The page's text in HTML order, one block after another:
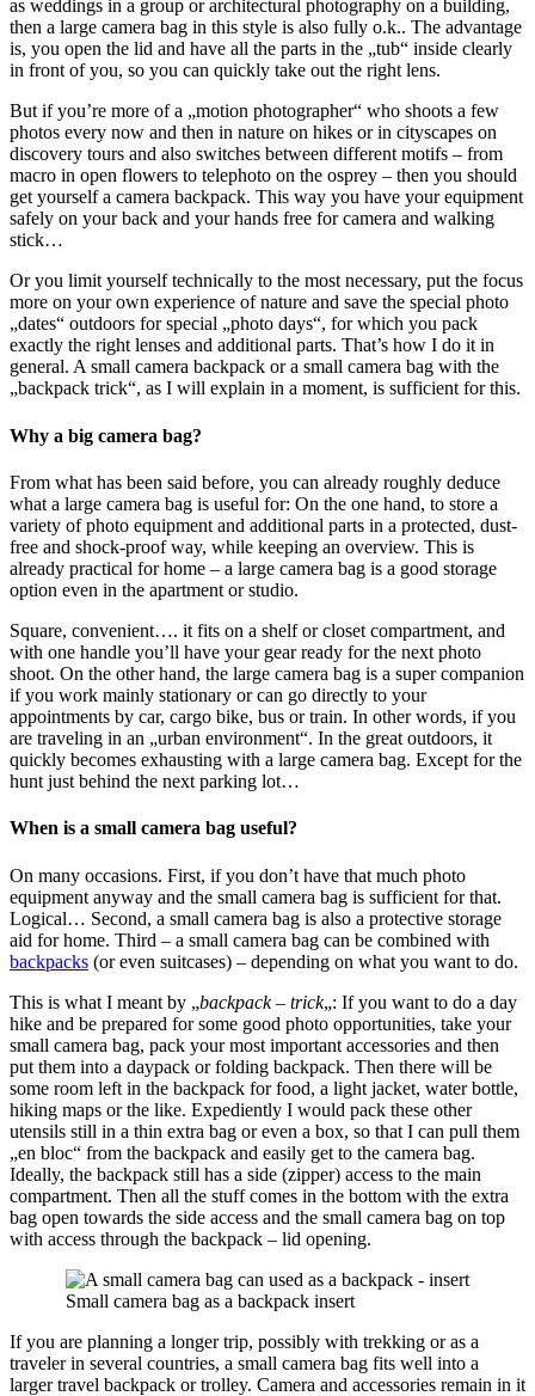
as weddings in a group or architectural photography on a building,
then a large camera bag in this style is also fully o.k.. The advantage
is, you open the lid and have all the parts in the „tub“ inside clearly
in front of you, so you can quickly take out the right lens.
But if you’re more of a „motion photographer“ who shoots a few
photos every now and then in nature on hikes or in cityscapes on
discovery tours and also switches between different motifs – from
macro in open flowers to telephoto on the osprey – then you should
get yourself a camera backpack. This way you have your equipment
safely on your back and your hands free for camera and walking
stick…
Or you limit yourself technically to the most necessary, put the focus
more on your own experience of nature and save the special photo
„dates“ outdoors for special „photo days“, for which you pack
exactly the right lenses and additional parts. That’s how I do it in
general. A small camera backpack or a small camera bag with the
„backpack trick“, as I will explain in a moment, is sufficient for this.
Why a big camera bag?
From what has been said before, you can already roughly deduce
what a large camera bag is useful for: On the one hand, to store a
variety of photo equipment and additional parts in a protected, dust-
free and shock-proof way, while keeping an overview. This is
already practical for home – a large camera bag is a good storage
option even in the apartment or studio.
Square, convenient…. it fits on a shelf or closet compartment, and
with one handle you’ll have your gear ready for the next photo
shoot. On the other hand, the large camera bag is a super companion
if you work mainly stationary or can go directly to your
appointments by car, cargo bike, bus or train. In other words, if you
are traveling in an „urban environment“. In the great outdoors, it
quickly becomes exhausting with a large camera bag. Except for the
hunt just behind the next parking lot…
When is a small camera bag useful?
On many occasions. First, if you don’t have that much photo
equipment anyway and the small camera bag is sufficient for that.
Logical… Second, a small camera bag is also a protective storage
aid for home. Third – a small camera bag can be combined with
backpacks (or even suitcases) – depending on what you want to do.
This is what I meant by „backpack – trick„: If you want to do a day
hike and be prepared for some good photo opportunities, take your
small camera bag, pack your most important accessories and then
put them into a daypack or folding backpack. Then there will be
some room left in the backpack for food, a light jacket, water bottle,
hiking maps or the like. Expediently I would pack these other
utensils still in a thin extra bag or even a box, so that I can pull them
„en bloc“ from the backpack and easily get to the camera bag.
Ideally, the backpack still has a side (zipper) access to the main
compartment. Then all the stuff comes in the bottom with the extra
bag open towards the side access and the small camera bag on top
with access through the backpack – lid opening.
Small camera bag as a backpack insert
If you are planning a longer trip, possibly with trekking or as a
traveler in several countries, a small camera bag fits well into a
larger travel backpack or trolley. Camera and accessories remain in it